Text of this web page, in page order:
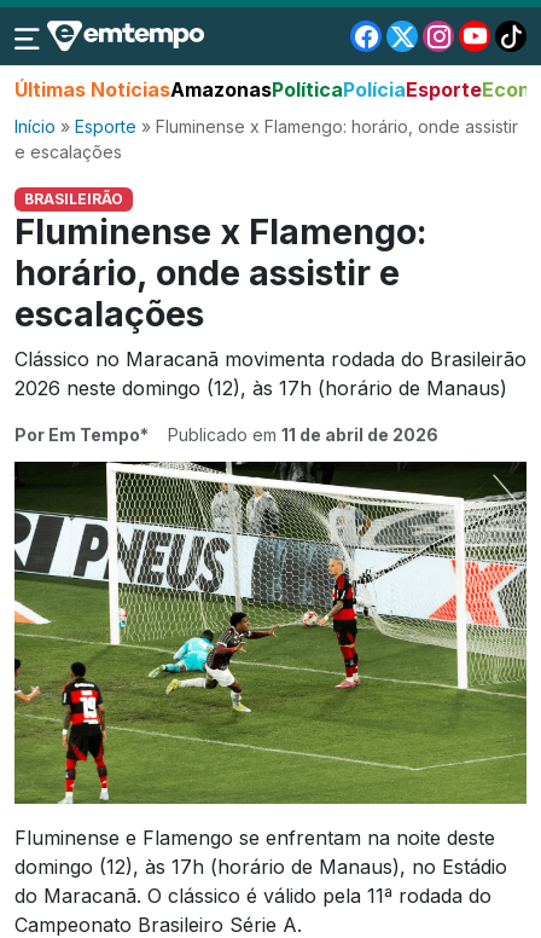
Últimas NotíciasAmazonasPolíticaPolíciaEsporte
Início » Esporte » Fluminense x Flamengo: horário, onde assistir
e escalações
BRASILEIRÃO
Fluminense x Flamengo:
horário, onde assistir e
escalações
Clássico no Maracanã movimenta rodada do Brasileirão
2026 neste domingo (12), às 17h (horário de Manaus)
Por Em Tempo* Publicado em 11 de abril de 2026
Fluminense e Flamengo se enfrentam na noite deste
domingo (12), às 17h (horário de Manaus), no Estádio
do Maracanã. O clássico é válido pela 11ª rodada do
Campeonato Brasileiro Série A.